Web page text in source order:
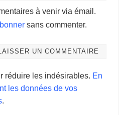
à venir via émail.
sans commenter.
réduire les indésirables. En
les données de vos
.